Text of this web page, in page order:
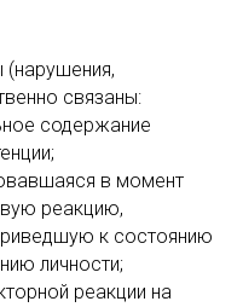
связаны:
содержание
в момент
реакцию,
к состоянию
личности;
реакции на